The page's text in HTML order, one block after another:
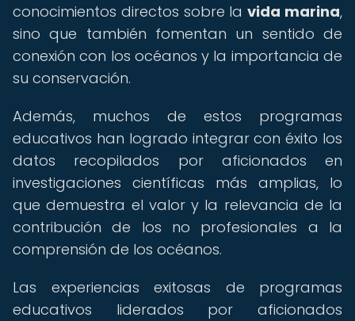
conocimientos directos sobre lavida marina,
sino que también fomentan un sentido de
conexión con los océanos y la importancia de
su conservación.
Además, muchos de estos programas
educativos han logrado integrar con éxito los
datos recopilados por aficionados en
investigaciones científicas más amplias, lo
que demuestra el valor y la relevancia de la
contribución de los no profesionales a la
comprensión de los océanos.
Las experiencias exitosas de programas
educativos liderados por aficionados